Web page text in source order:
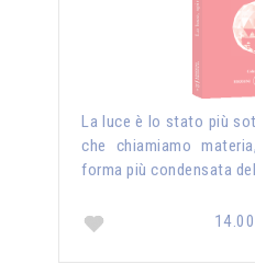
La luce è lo stato più
che chiamiamo
forma più condensata